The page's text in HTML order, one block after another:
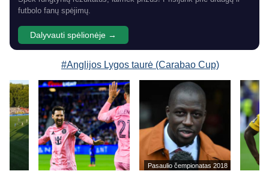
futbolo fanų spėjimų.
Dalyvauti spėlionėje →
#Anglijos Lygos taurė (Carabao Cup)
Pasaulio čempionatas 2018